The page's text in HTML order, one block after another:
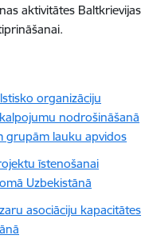
aktivitātes Baltkrievijas
organizāciju
nodrošināšanā
grupām lauku apvidos
īstenošanai
Uzbekistānā
asociāciju kapacitātes